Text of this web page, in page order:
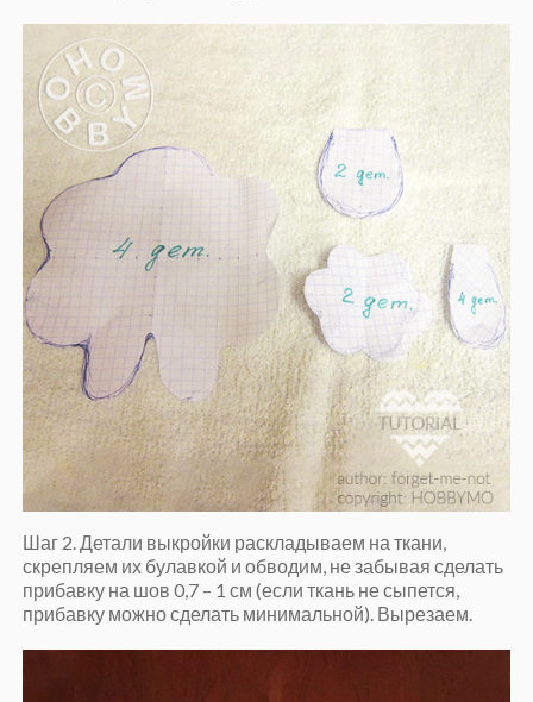
Шаг 2. Детали выкройки раскладываем на ткани,
скрепляем их булавкой и обводим, не забывая сделать
прибавку на шов 0,7 – 1 см (если ткань не сыпется,
прибавку можно сделать минимальной). Вырезаем.